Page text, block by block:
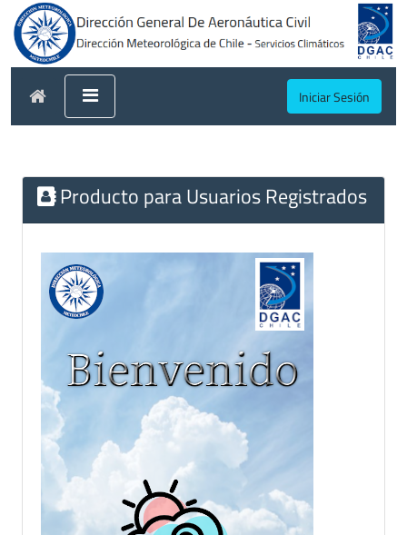
Iniciar Sesión
Producto para Usuarios Registrados